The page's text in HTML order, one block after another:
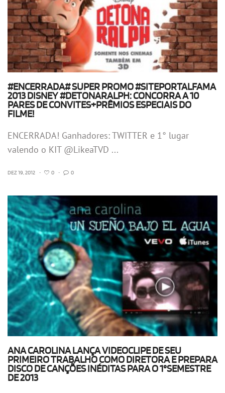
#ENCERRADA# SUPER PROMO #SITEPORTALFAMA
2013 DISNEY #DETONARALPH: CONCORRA A 10
PARES DE CONVITES+PRÊMIOS ESPECIAIS DO
FILME!
ENCERRADA! Ganhadores: TWITTER e 1° lugar
valendo o KIT @LikeaTVD ...
DEZ 19, 2012 • 0 • 0
ANA CAROLINA LANÇA VIDEOCLIPE DE SEU
PRIMEIRO TRABALHO COMO DIRETORA E PREPARA
DISCO DE CANÇÕES INÉDITAS PARA O 1°SEMESTRE
DE 2013